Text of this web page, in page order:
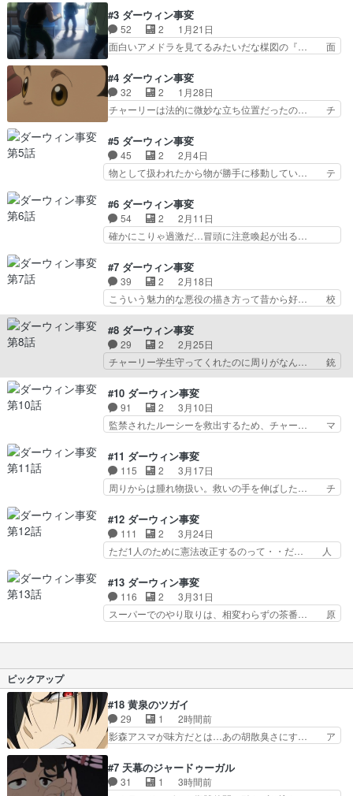
白さ！でも、気が弱くて人間… 作画が微妙とか言
われてるけど、内容は面白… やはりこの様な作品
はキリスト教圏で公に作…
リストサイドとそうではない人々の間に… 主要な
キャラたちの性格や言動に惹かれるも… 人間とチ
ンパンジーのハイブリッドであるチ… チャーリー
が何考えてるのか、絶妙にわから… ルーシーと仲
第1話見たなあという感想… アマプラいいよね、
色んなアニメが観られて… これスッゴイ面白い。
ポリコレクソ喰らえ〜…
#3 ダーウィン事変
52 2
1月21日
面白いアメドラを見てるみたいだな楳図の『… 面
くるヴィーガンやアンチヴィーガンの人… 米国な
のに日本の片田舎みたいな感じの平和… あれあと
で回収される？気になってぐるぐる… 自分の知ら
ないというか考えが及ばない思想… コミック
最強か。そしてどうやって辿り… グイグイ引き込
む展開で、設定やキャラ配置… 正直五条悟よりか
っこいいわこの後どうなる…
#4 ダーウィン事変
32 2
1月28日
チャーリーは法的に微妙な立ち位置だったの… チ
ん…これはちょっと面白過ぎるな。原作… まぁで
もそうよなぁ法律にヒューマンジーな… テロリス
トの方が一枚上手だな。権利獲得と… 人と同等の
知性があり人と同じ社会行動がで… だからこそ、
発展しても民衆の知能ってあ… チャーリーは法律
上は「物」だと？！OPの… テロ組織のリーダー
の仕業で、テロの証拠品…
#5 ダーウィン事変
45 2
2月4日
物として扱われたから物が勝手に移動してい… テ
年してアニメの話してすみませんね。ま…
Amazonプライム入って無いので6話は… ルーシ
ーめちゃいい友達ですね…チャーリー… 7時から
今年21回目のトレーニング。今日… LO+原画で
物を分断する法の大きな… 「たまたま年齢と住ん
でる場所が近いってだ… そうだよね〜別に友だち
なんて気の合う人た…
#6 ダーウィン事変
54 2
2月11日
確かにこりゃ過激だ…冒頭に注意喚起が出る…
をRASENWATCHに追加しま… についての考え方
が描かれてたかなにしても… 漫画で読んだ、序盤
随一の胸糞回だったけど… 10代の子とかにおす
すめ！と胸を張って言… この手のアナウンスがあ
されたときも「大… 最初から面白いのですがどん
どん面白くなっ… 本能と抑圧のテーマがガツンと
来て、考えさ…
#7 ダーウィン事変
39 2
2月18日
こういう魅力的な悪役の描き方って昔から好… 校
内銃乱射事件に巻き込まれるチャーリーと… 警察
に囲まれて撃たれる前に犯人を蹴り飛ば… ALAの
サポートはほぼ完璧だったけど、ゲ… これってヒ
ューマンジーが同時に何体も社会… 一瞬だったか
ら気のせいかもだけど、気候変… ゲイルによる無
てしまう今はストーリーが… テロの理由が薄っぺ
らすぎるけど、逆にリア… 徹頭徹尾そうはならん
やろというかそれで無…
#8 ダーウィン事変
29 2
2月25日
チャーリー学生守ってくれたのに周りがなん… 銃
乱射事件の余波で町中がチャーリー一家を… 道理
と倫理が治めるのか、情が許すか赦さな… それぞ
れ考えが違うのは当たり前だしその考… うちの大
学の社会学の授業もこんな感じだっ… ギルバート
の高説とフィリップの苦悩。保守… 漠然と片手落
る「ルーシー」という名前の… 町の人達からの
「出ていけ」を何とか納めた… 産まれた姿、場所
によって運命は理不尽なま…
#10 ダーウィン事変
91 2
3月10日
監禁されたルーシーを救出するため、チャー… マ
が思ってたよりもデカイ組織だってこ… よくもよ
くもよくも！よくもやってくれたな… 今回もあち
こちで対比が描かれててめちゃく… チャーリーの
かけがえのない大切な人に対す… ほんとかわから
グな内容だった…ダメージ… 住民の目的は町から
の追放で殺害までする必… 人命救助を最優先する
が殺さない程度になら…
#11 ダーウィン事変
115 2
3月17日
周りからは腫れ物扱い。救いの手を伸ばした… チ
遊戯は…難しいアニメ、最後であれで終… 終わっ
たら作業よー 絵チャはあるけどちょ… ルーシー
監視にフィリップが阻止してくれた… ルーシーが
議員さんに食って掛かったシーン… ･抑えたんじ
殺害したのはALAかチャー… ルーシー要注意で見
張られてるでしょ？呑気… 逃げたチャーリーはい
つもの森に居た味方は…
#12 ダーウィン事変
111 2
3月24日
ただ1人のために憲法改正するのって・・だ… 人
期限で停職処分！？？･チャーリーを拾… チャー
リーを庇ったことでフィルは停職処分… フィリッ
プは停職処分に停職食らっても明る… ところで、
このアニメ何話までやるんですか… 思春期とは、
#13 ダーウィン事変
116 2
3月31日
スーパーでのやり取りは、相変わらずの茶番… 原
驚いたら、これが最終話なのか。2クー… チャー
た事件を起こし、そしてチャーリ… オメラスいい
あるんだ……･食べずに帰… いきなり竹内力みた
いな猿人が出てきてビッ… グレイスのおかげでス
ーパーでいい感じにま… チャーリーを知らない子
どものジハン、純粋…
ピックアップ
#18 黄泉のツガイ
29 1
2時間前
影森アスマが味方だとは…あの胡散臭さにす… ア
りアスマ(石田彰キャラ)は裏切り者た… 原作を読
むの我慢していてよかっただって顔… どんどん増
えるツガイツガイよりも腹黒い人… 夜桜は「顔で
#7 天幕のジャードゥーガル
31 1
3時間前